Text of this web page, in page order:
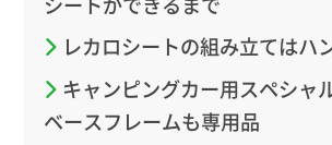
レカロシートの組み立てはハ
キャンピングカー用スペシャ
ベースフレームも専用品